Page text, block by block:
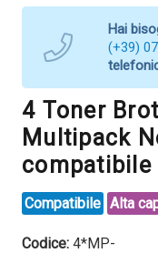
Hai
(+39)
4 Toner
Multipack
compatibile
Compatibile Alta
Codice: 4*MP-